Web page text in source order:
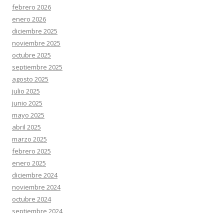
febrero 2026
enero 2026
diciembre 2025
noviembre 2025
octubre 2025
septiembre 2025
agosto 2025
julio 2025
junio 2025
mayo 2025
abril 2025
marzo 2025
febrero 2025
enero 2025
diciembre 2024
noviembre 2024
octubre 2024
septiembre 2024